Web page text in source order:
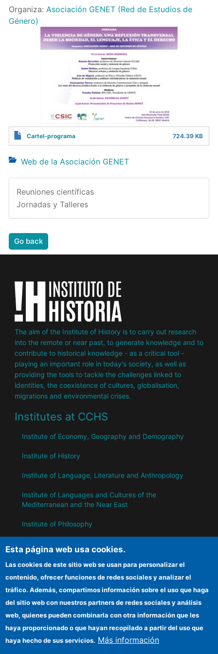
Organiza: Asociación GENET (Red de Estudios de
Género)
Cartel-programa 724.39 KB
Web de la Asociación GENET
Reuniones científicas
Jornadas y Talleres
Go back
The aim of the Institute of History is to carry out research
into the remote or near past, to generate knowledge and to
contribute to historical knowledge - as a critical tool -
playing an important role in today's society, as well as
providing the tools to tackle the challenges linked to
identities, the coexistence of cultures, globalisation,
migrations and environmental crises.
Institutes at CCHS
Institute of Economy, Geography and Demography
Institute of History
Institute of Language, Literature and Anthropology
Institute of Languages ​​and Cultures of the
Mediterranean and the Near East
Institute of Philosophy
IH
Information for suppliers
Funding entities
Esta página web usa cookies.
Las cookies de este sitio web se usan para personalizar el
contenido, ofrecer funciones de redes sociales y analizar el
tráfico. Además, compartimos información sobre el uso que haga
del sitio web con nuestros partners de redes sociales y análisis
web, quienes pueden combinarla con otra información que les
haya proporcionado o que hayan recopilado a partir del uso que
haya hecho de sus servicios. Más información